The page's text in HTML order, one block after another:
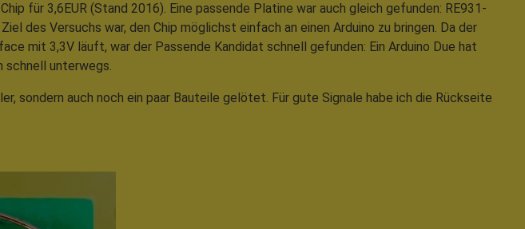
für 3,6EUR (Stand 2016). Eine passende Platine war auch gleich gefunden: RE931-
des Versuchs war, den Chip möglichst einfach an einen Arduino zu bringen. Da der
mit 3,3V läuft, war der Passende Kandidat schnell gefunden: Ein Arduino Due hat
schnell unterwegs.
sondern auch noch ein paar Bauteile gelötet. Für gute Signale habe ich die Rückseite